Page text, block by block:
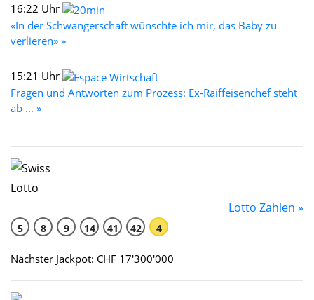
16:22 Uhr
«In der Schwangerschaft wünschte ich mir, das Baby zu
verlieren» »
15:21 Uhr
Fragen und Antworten zum Prozess: Ex-Raiffeisenchef steht
ab ... »
Lotto Zahlen »
5 8 9 14 41 42 4
Nächster Jackpot: CHF 17'300'000